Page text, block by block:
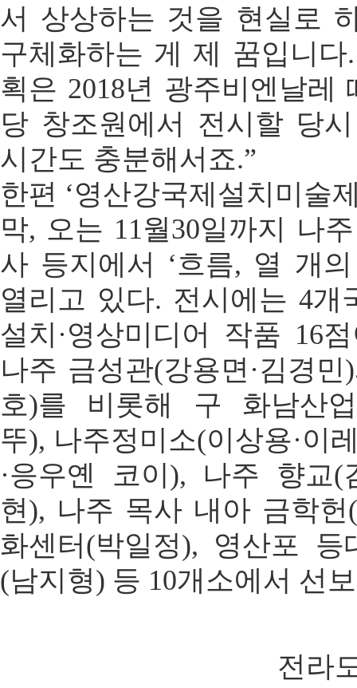
서 상상하는 것을 현실로
구체화하는 게 제 꿈입니
획은 2018년 광주비엔날레
당 창조원에서 전시할 당
시간도 충분해서죠.”
한편 ‘영산강국제설치미술
막, 오는 11월30일까지 나
사 등지에서 ‘흐름, 열 개
열리고 있다. 전시에는 4개
설치·영상미디어 작품 16
나주 금성관(강용면·김경
호)를 비롯해 구 화남산업(
뚜), 나주정미소(이상용·이
·응우옌 코이), 나주 향교(
현), 나주 목사 내아 금학
화센터(박일정), 영산포 등
(남지형) 등 10개소에서 선
전라